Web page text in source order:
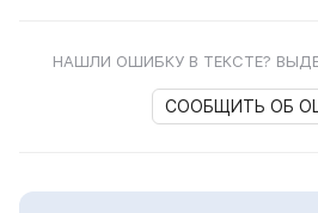
НАШЛИ ОШИБКУ В ТЕКСТЕ?
СООБЩИТЬ ОБ